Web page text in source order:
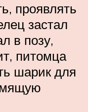
проявлять
застал
в позу,
питомца
шарик для